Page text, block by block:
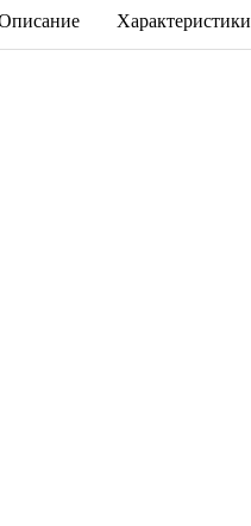
Характеристики